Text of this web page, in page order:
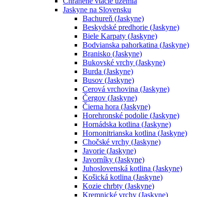
Jaskyne na Slovensku
Bachureň (Jaskyne)
Beskydské predhorie (Jaskyne)
Biele Karpaty (Jaskyne)
Bodvianska pahorkatina (Jaskyne)
Branisko (Jaskyne)
Bukovské vrchy (Jaskyne)
Burda (Jaskyne)
Busov (Jaskyne)
Cerová vrchovina (Jaskyne)
Čergov (Jaskyne)
Čierna hora (Jaskyne)
Horehronské podolie (Jaskyne)
Hornádska kotlina (Jaskyne)
Hornonitrianska kotlina (Jaskyne)
Chočské vrchy (Jaskyne)
Javorie (Jaskyne)
Javorníky (Jaskyne)
Juhoslovenská kotlina (Jaskyne)
Košická kotlina (Jaskyne)
Kozie chrbty (Jaskyne)
Kremnické vrchy (Jaskyne)